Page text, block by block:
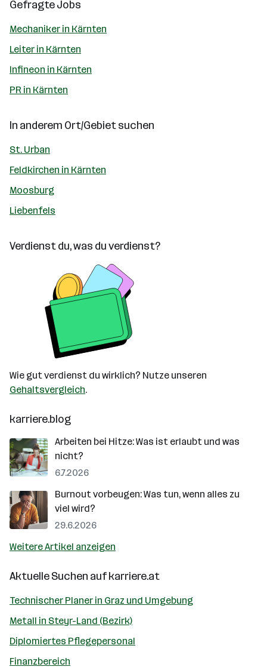
Gefragte Jobs
Mechaniker in Kärnten
Leiter in Kärnten
Infineon in Kärnten
PR in Kärnten
In anderem Ort/Gebiet suchen
St. Urban
Feldkirchen in Kärnten
Moosburg
Liebenfels
Verdienst du, was du verdienst?
Wie gut verdienst du wirklich? Nutze unseren
Gehaltsvergleich.
karriere.blog
Arbeiten bei Hitze: Was ist erlaubt und was
nicht?
6.7.2026
Burnout vorbeugen: Was tun, wenn alles zu
viel wird?
29.6.2026
Weitere Artikel anzeigen
Aktuelle Suchen aufkarriere.at
Technischer Planer in Graz und Umgebung
Metall in Steyr-Land (Bezirk)
Diplomiertes Pflegepersonal
Finanzbereich